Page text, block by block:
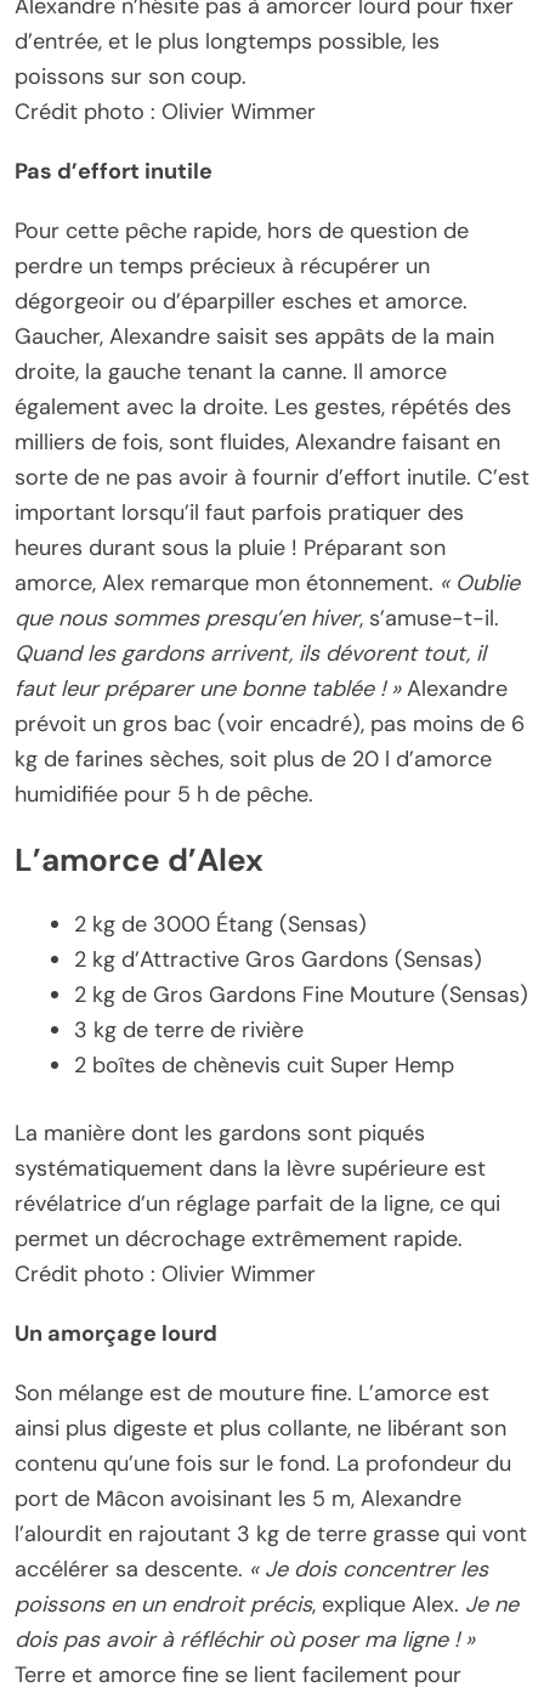
Alexandre n’hésite pas à amorcer lourd pour fixer
d’entrée, et le plus longtemps possible, les
poissons sur son coup.
Crédit photo : Olivier Wimmer
Pas d’effort inutile
Pour cette pêche rapide, hors de question de
perdre un temps précieux à récupérer un
dégorgeoir ou d’éparpiller esches et amorce.
Gaucher, Alexandre saisit ses appâts de la main
droite, la gauche tenant la canne. Il amorce
également avec la droite. Les gestes, répétés des
milliers de fois, sont fluides, Alexandre faisant en
sorte de ne pas avoir à fournir d’effort inutile. C’est
important lorsqu’il faut parfois pratiquer des
heures durant sous la pluie ! Préparant son
amorce, Alex remarque mon étonnement. « Oublie
que nous sommes presqu’en hiver, s’amuse-t-il.
Quand les gardons arrivent, ils dévorent tout, il
faut leur préparer une bonne tablée ! »Alexandre
prévoit un gros bac (voir encadré), pas moins de 6
kg de farines sèches, soit plus de 20 l d’amorce
humidifiée pour 5 h de pêche.
L’amorce d’Alex
2 kg de 3000 Étang (Sensas)
2 kg d’Attractive Gros Gardons (Sensas)
2 kg de Gros Gardons Fine Mouture (Sensas)
3 kg de terre de rivière
2 boîtes de chènevis cuit Super Hemp
La manière dont les gardons sont piqués
systématiquement dans la lèvre supérieure est
révélatrice d’un réglage parfait de la ligne, ce qui
permet un décrochage extrêmement rapide.
Crédit photo : Olivier Wimmer
Un amorçage lourd
Son mélange est de mouture fine. L’amorce est
ainsi plus digeste et plus collante, ne libérant son
contenu qu’une fois sur le fond. La profondeur du
port de Mâcon avoisinant les 5 m, Alexandre
l’alourdit en rajoutant 3 kg de terre grasse qui vont
accélérer sa descente. « Je dois concentrer les
poissons en un endroit précis, explique Alex. Je ne
dois pas avoir à réfléchir où poser ma ligne ! »
Terre et amorce fine se lient facilement pour